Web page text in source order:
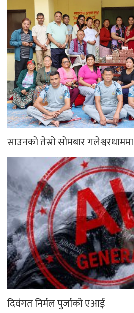
साउनको तेस्रो सोमबार गलेश्वरधाममा
दिवंगत निर्मल पुर्जाको एआई